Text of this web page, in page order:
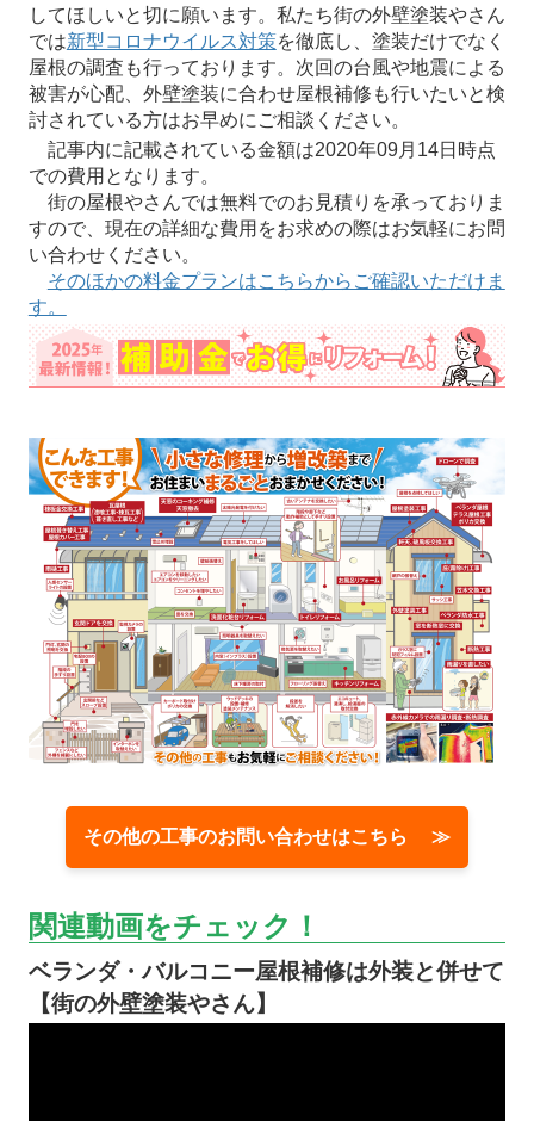
してほしいと切に願います。私たち街の外壁塗装やさん
では新型コロナウイルス対策を徹底し、塗装だけでなく
屋根の調査も行っております。次回の台風や地震による
被害が心配、外壁塗装に合わせ屋根補修も行いたいと検
討されている方はお早めにご相談ください。
記事内に記載されている金額は2020年09月14日時点
での費用となります。
街の屋根やさんでは無料でのお見積りを承っておりま
すので、現在の詳細な費用をお求めの際はお気軽にお問
い合わせください。
そのほかの料金プランはこちらからご確認いただけま
す。
その他の工事のお問い合わせはこちら ≫
関連動画をチェック！
ベランダ・バルコニー屋根補修は外装と併せて
【街の外壁塗装やさん】